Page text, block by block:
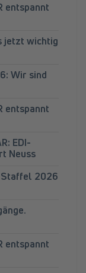
entspannt
jetzt wichtig
Wir sind
entspannt
EDI-
Neuss
Staffel 2026
entspannt